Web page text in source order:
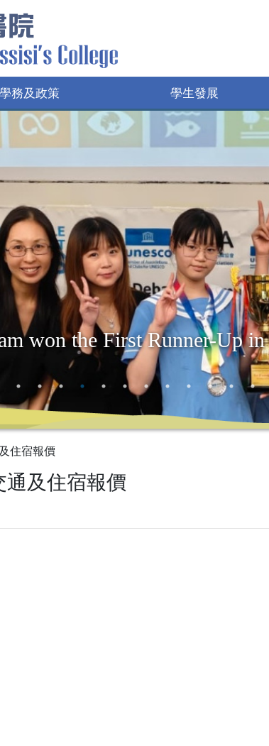
學務及政策 學生發展
won the First Runner-Up
住宿報價
通及住宿報價